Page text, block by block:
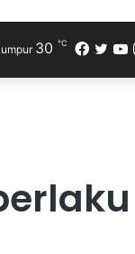
30 ℃